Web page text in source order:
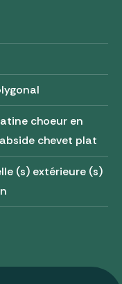
choeur en
chevet plat
(s) extérieure (s)